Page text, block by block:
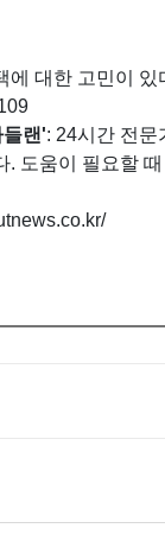
에 대한 고민이
랜': 24시간 전문
. 도움이 필요할